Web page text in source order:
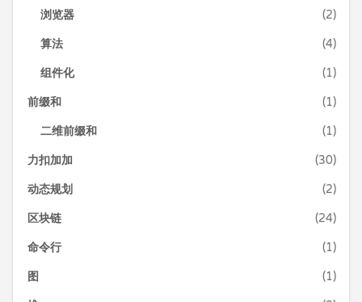
浏览器 (2)
算法 (4)
组件化 (1)
前缀和 (1)
二维前缀和 (1)
力扣加加 (30)
动态规划 (2)
区块链 (24)
命令行 (1)
图 (1)